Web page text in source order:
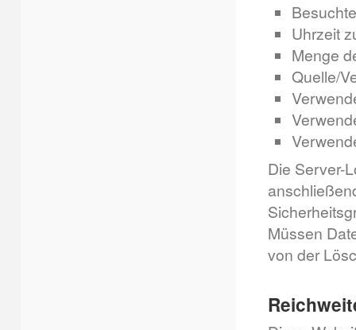
Uhrzeit
Menge
Quelle/
Die Server-
Müssen
von der